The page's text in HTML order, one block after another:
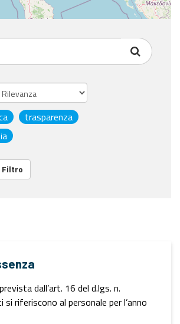
trasparenza
Filtro
dall’art. 16 del d.lgs. n.
riferiscono al personale per l’anno